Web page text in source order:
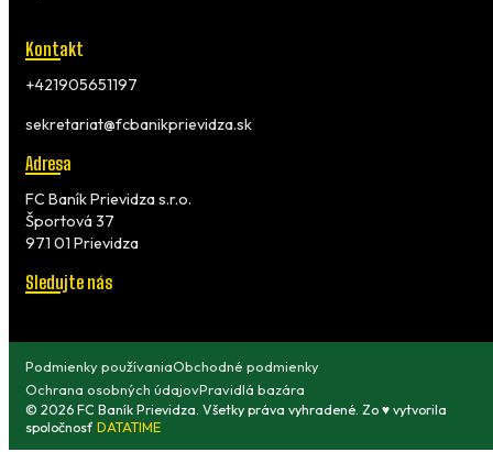
Kontakt
+421905651197
sekretariat@fcbanikprievidza.sk
Adresa
FC Baník Prievidza s.r.o.
Športová 37
971 01 Prievidza
Sledujte nás
© 2026 FC Baník Prievidza. Všetky práva vyhradené. Zo ♥ vytvorila
spoločnosť DATATIME
Podmienky používaniaObchodné podmienky
Ochrana osobných údajovPravidlá bazára